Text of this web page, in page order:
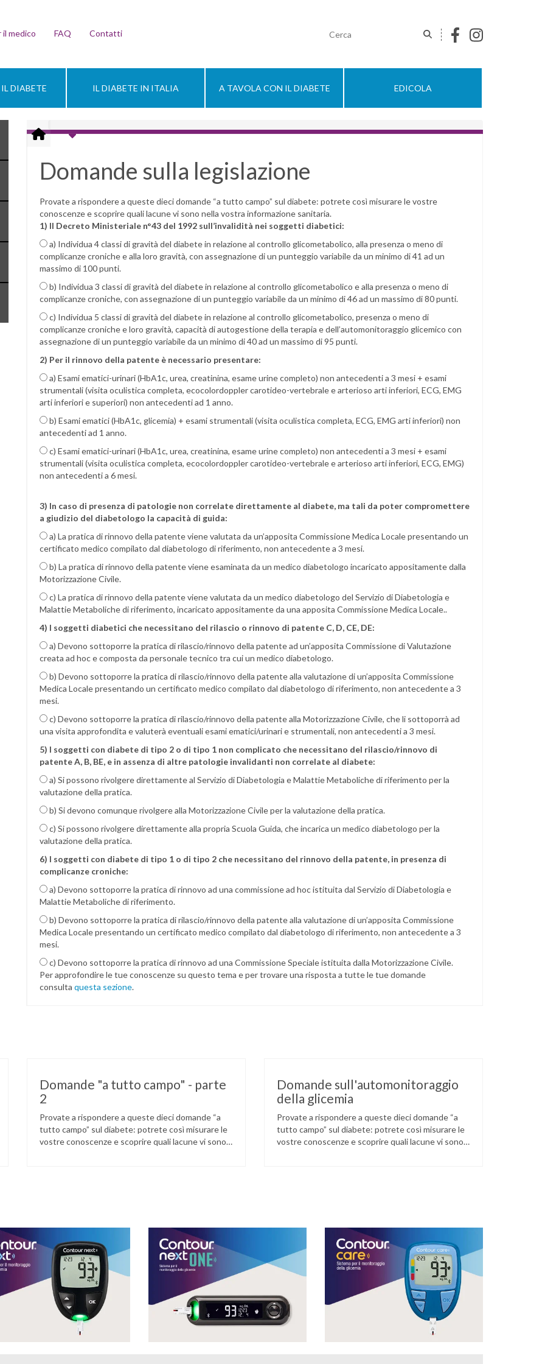
il medico FAQ Contatti
DIABETE IL DIABETE IN ITALIA A TAVOLA CON IL DIABETE EDICOLA
Domande sulla legislazione
Provate a rispondere a queste dieci domande “a tutto campo” sul diabete: potrete così misurare le vostre
conoscenze e scoprire quali lacune vi sono nella vostra informazione sanitaria.
1) Il Decreto Ministeriale n°43 del 1992 sull’invalidità nei soggetti diabetici:
a) Individua 4 classi di gravità del diabete in relazione al controllo glicometabolico, alla presenza o meno di
complicanze croniche e alla loro gravità, con assegnazione di un punteggio variabile da un minimo di 41 ad un
massimo di 100 punti.
b) Individua 3 classi di gravità del diabete in relazione al controllo glicometabolico e alla presenza o meno di
complicanze croniche, con assegnazione di un punteggio variabile da un minimo di 46 ad un massimo di 80 punti.
c) Individua 5 classi di gravità del diabete in relazione al controllo glicometabolico, presenza o meno di
complicanze croniche e loro gravità, capacità di autogestione della terapia e dell’automonitoraggio glicemico con
assegnazione di un punteggio variabile da un minimo di 40 ad un massimo di 95 punti.
2) Per il rinnovo della patente è necessario presentare:
a) Esami ematici-urinari (HbA1c, urea, creatinina, esame urine completo) non antecedenti a 3 mesi + esami
strumentali (visita oculistica completa, ecocolordoppler carotideo-vertebrale e arterioso arti inferiori, ECG, EMG
arti inferiori e superiori) non antecedenti ad 1 anno.
b) Esami ematici (HbA1c, glicemia) + esami strumentali (visita oculistica completa, ECG, EMG arti inferiori) non
antecedenti ad 1 anno.
c) Esami ematici-urinari (HbA1c, urea, creatinina, esame urine completo) non antecedenti a 3 mesi + esami
strumentali (visita oculistica completa, ecocolordoppler carotideo-vertebrale e arterioso arti inferiori, ECG, EMG)
non antecedenti a 6 mesi.
3) In caso di presenza di patologie non correlate direttamente al diabete, ma tali da poter compromettere
a giudizio del diabetologo la capacità di guida:
a) La pratica di rinnovo della patente viene valutata da un’apposita Commissione Medica Locale presentando un
certificato medico compilato dal diabetologo di riferimento, non antecedente a 3 mesi.
b) La pratica di rinnovo della patente viene esaminata da un medico diabetologo incaricato appositamente dalla
Motorizzazione Civile.
c) La pratica di rinnovo della patente viene valutata da un medico diabetologo del Servizio di Diabetologia e
Malattie Metaboliche di riferimento, incaricato appositamente da una apposita Commissione Medica Locale..
4) I soggetti diabetici che necessitano del rilascio o rinnovo di patente C, D, CE, DE:
a) Devono sottoporre la pratica di rilascio/rinnovo della patente ad un’apposita Commissione di Valutazione
creata ad hoc e composta da personale tecnico tra cui un medico diabetologo.
b) Devono sottoporre la pratica di rilascio/rinnovo della patente alla valutazione di un’apposita Commissione
Medica Locale presentando un certificato medico compilato dal diabetologo di riferimento, non antecedente a 3
mesi.
c) Devono sottoporre la pratica di rilascio/rinnovo della patente alla Motorizzazione Civile, che li sottoporrà ad
una visita approfondita e valuterà eventuali esami ematici/urinari e strumentali, non antecedenti a 3 mesi.
5) I soggetti con diabete di tipo 2 o di tipo 1 non complicato che necessitano del rilascio/rinnovo di
patente A, B, BE, e in assenza di altre patologie invalidanti non correlate al diabete:
a) Si possono rivolgere direttamente al Servizio di Diabetologia e Malattie Metaboliche di riferimento per la
valutazione della pratica.
b) Si devono comunque rivolgere alla Motorizzazione Civile per la valutazione della pratica.
c) Si possono rivolgere direttamente alla propria Scuola Guida, che incarica un medico diabetologo per la
valutazione della pratica.
6) I soggetti con diabete di tipo 1 o di tipo 2 che necessitano del rinnovo della patente, in presenza di
complicanze croniche:
a) Devono sottoporre la pratica di rinnovo ad una commissione ad hoc istituita dal Servizio di Diabetologia e
Malattie Metaboliche di riferimento.
b) Devono sottoporre la pratica di rilascio/rinnovo della patente alla valutazione di un’apposita Commissione
Medica Locale presentando un certificato medico compilato dal diabetologo di riferimento, non antecedente a 3
mesi.
c) Devono sottoporre la pratica di rinnovo ad una Commissione Speciale istituita dalla Motorizzazione Civile.
Per approfondire le tue conoscenze su questo tema e per trovare una risposta a tutte le tue domande
consulta questa sezione.
Domande "a tutto campo" - parte
2
Provate a rispondere a queste dieci domande “a
tutto campo” sul diabete: potrete così misurare le
vostre conoscenze e scoprire quali lacune vi sono
Domande sull'automonitoraggio
della glicemia
Provate a rispondere a queste dieci domande “a
tutto campo” sul diabete: potrete così misurare le
vostre conoscenze e scoprire quali lacune vi sono